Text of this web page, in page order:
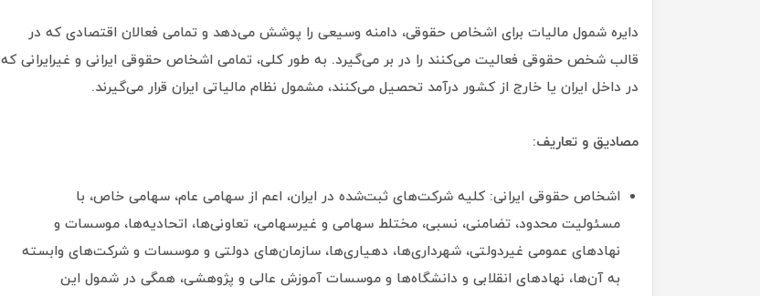
دایره شمول مالیات برای اشخاص حقوقی، دامنه وسیعی را پوشش می‌دهد و تمامی فعالان اقتصادی که در
قالب شخص حقوقی فعالیت می‌کنند را در بر می‌گیرد. به طور کلی، تمامی اشخاص حقوقی ایرانی و غیرایرانی که
در داخل ایران یا خارج از کشور درآمد تحصیل می‌کنند، مشمول نظام مالیاتی ایران قرار می‌گیرند.
مصادیق و تعاریف:
اشخاص حقوقی ایرانی: کلیه شرکت‌های ثبت‌شده در ایران، اعم از سهامی عام، سهامی خاص، با
مسئولیت محدود، تضامنی، نسبی، مختلط سهامی و غیرسهامی، تعاونی‌ها، اتحادیه‌ها، موسسات و
نهادهای عمومی غیردولتی، شهرداری‌ها، دهیاری‌ها، سازمان‌های دولتی و موسسات و شرکت‌های وابسته
به آن‌ها، نهادهای انقلابی و دانشگاه‌ها و موسسات آموزش عالی و پژوهشی، همگی در شمول این